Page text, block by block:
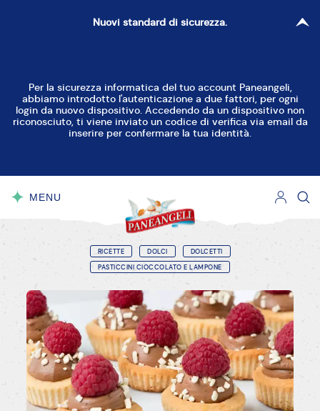
Nuovi standard di sicurezza.
Per la sicurezza informatica del tuo account Paneangeli,
abbiamo introdotto l'autenticazione a due fattori, per ogni
login da nuovo dispositivo. Accedendo da un dispositivo non
riconosciuto, ti viene inviato un codice di verifica via email da
inserire per confermare la tua identità.
MENU
RICETTE DOLCI
DOLCETTI
PASTICCINI CIOCCOLATO E LAMPONE